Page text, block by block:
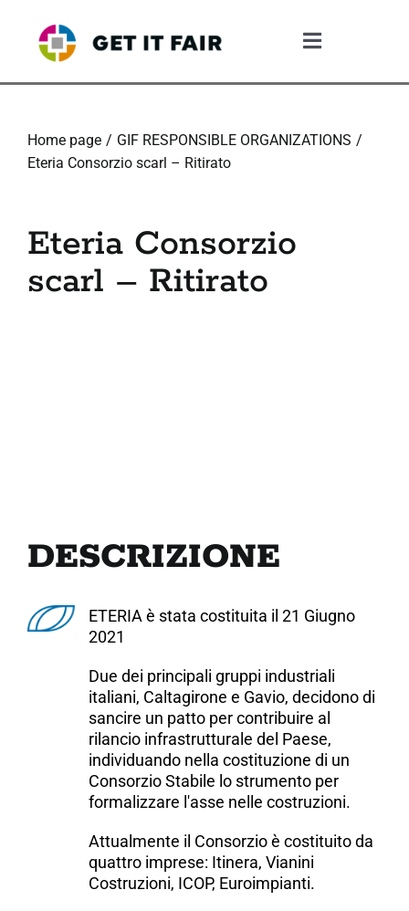
content
Toggle
2. Il GIF Framework
4. Cosa ottiene l’azienda
Home page
GIF RESPONSIBLE ORGANIZATIONS
Eteria Consorzio scarl – Ritirato
Eteria Consorzio
scarl – Ritirato
DESCRIZIONE
ETERIA è stata costituita il 21 Giugno
2021
Due dei principali gruppi industriali
italiani, Caltagirone e Gavio, decidono di
sancire un patto per contribuire al
rilancio infrastrutturale del Paese,
individuando nella costituzione di un
Consorzio Stabile lo strumento per
formalizzare l'asse nelle costruzioni.
Attualmente il Consorzio è costituito da
quattro imprese: Itinera, Vianini
Costruzioni, ICOP, Euroimpianti.